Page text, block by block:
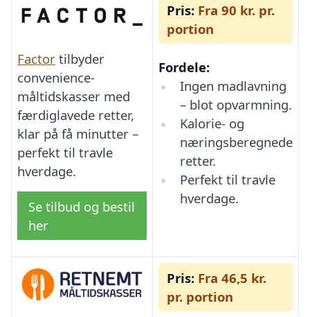
Factor tilbyder
convenience-
måltidskasser med
færdiglavede retter,
klar på få minutter –
perfekt til travle
hverdage.
Se tilbud og bestil
her
Pris: Fra 90 kr. pr.
portion
Fordele:
Ingen madlavning
– blot opvarmning.
Kalorie- og
næringsberegnede
retter.
Perfekt til travle
hverdage.
Pris: Fra 46,5 kr.
pr. portion